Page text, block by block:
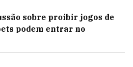
sobre proibir jogos de
podem entrar no